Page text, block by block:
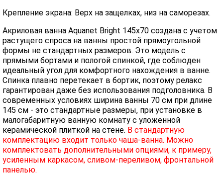
Крепление экрана: Верх на защелках, низ на саморезах.
Акриловая ванна Aquanet Bright 145x70 создана с учетом
растущего спроса на ванны простой прямоугольной
формы не стандартных размеров. Это модель с
прямыми бортами и пологой спинкой, где соблюден
идеальный угол для комфортного нахождения в ванне.
Спинка плавно перетекает в бортик, поэтому релакс
гарантирован даже без использования подголовника. В
современных условиях ширина ванны 70 см при длине
145 см - это стандартные размеры, при установке в
малогабаритную ванную комнату с уложенной
керамической плиткой на стене. В стандартную
комплектацию входит только чаша-ванна. Можно
комплектовать дополнительными опциями, к примеру,
усиленным каркасом, сливом-переливом, фронтальной
панелью.